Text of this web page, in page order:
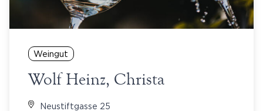
Weingut
Wolf Heinz, Christa
Neustiftgasse 25